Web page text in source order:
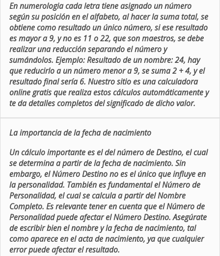
En numerologia cada letra tiene asignado un número
según su posición en el alfabeto, al hacer la suma total, se
obtiene como resultado un único número, si ese resultado
es mayor a 9, y no es 11 o 22, que son maestros, se debe
realizar una reducción separando el número y
sumándolos. Ejemplo: Resultado de un nombre: 24, hay
que reducirlo a un número menor a 9, se suma 2 + 4, y el
resultado final sería 6. Nuestro sitio es una calculadora
online gratis que realiza estos cálculos automáticamente y
te da detalles completos del significado de dicho valor.
La importancia de la fecha de nacimiento
Un cálculo importante es el del número de Destino, el cual
se determina a partir de la fecha de nacimiento. Sin
embargo, el Número Destino no es el único que influye en
la personalidad. También es fundamental el Número de
Personalidad, el cual se calcula a partir del Nombre
Completo. Es relevante tener en cuenta que el Número de
Personalidad puede afectar el Número Destino. Asegúrate
de escribir bien el nombre y la fecha de nacimiento, tal
como aparece en el acta de nacimiento, ya que cualquier
error puede afectar el resultado.